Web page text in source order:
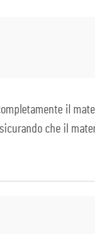
il
che il